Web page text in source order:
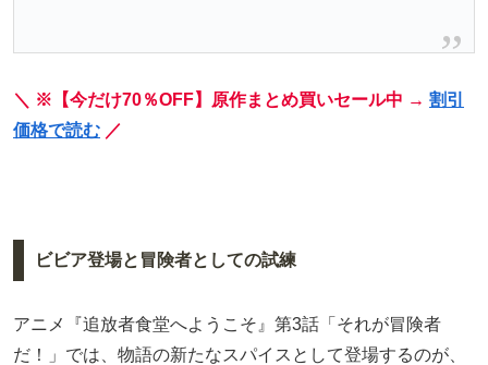
＼ ※【今だけ70％OFF】原作まとめ買いセール中 → 割引
価格で読む ／
ビビア登場と冒険者としての試練
アニメ『追放者食堂へようこそ』第3話「それが冒険者
だ！」では、物語の新たなスパイスとして登場するのが、